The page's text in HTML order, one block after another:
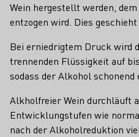
Wein hergestellt werden,
entzogen wird. Dies
Bei erniedrigtem Druck wird
trennenden Flüssigkeit auf
sodass der Alkohol schonend
Alkholfreier Wein durchläuft
Entwicklungstufen wie
nach der Alkoholreduktion